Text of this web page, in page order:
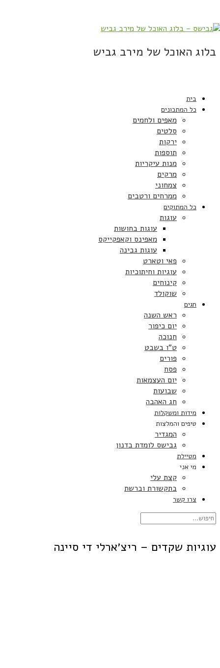
בלוג האוכל של מירב גביש
בית
כל המתכונים
מאפים ולחמים
סלטים
ירקות
תוספות
מנות עיקריות
מרקים
צמחוני
ממרחים ורטבים
כל המתוקים
עוגות
עוגות בחושות
מאפינס וקאפקייקס
עוגות גבינה
פאי וטארט
עוגיות וחיתוכיות
קינוחים
שוקולד
חגים
ראש השנה
יום כיפור
חנוכה
ט”ו בשבט
פורים
פסח
יום העצמאות
שבועות
חג האהבה
מידות ומשקלות
טיפים והמלצות
המגדיר
גבישס לומדת בדנון
מטיילת
מי אני
קצת עלי
בתקשורת וברשת
צרו קשר
עוגיות שקדים – ריצ׳ארלי די סיינה